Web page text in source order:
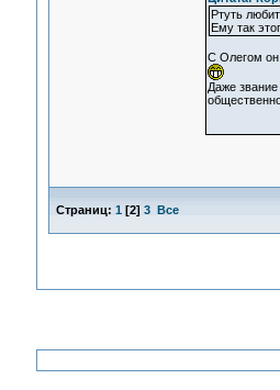
Ртуть
Ему так
С Олегом он
Даже
Страниц: 1 [2] 3 Все